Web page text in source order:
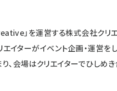
」を運営する株式会社クリ
イターがイベント企画・運営を
、会場はクリエイターでひしめ